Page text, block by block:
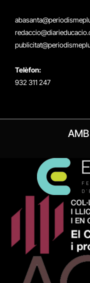
Telèfon:
932 311 247
AMB